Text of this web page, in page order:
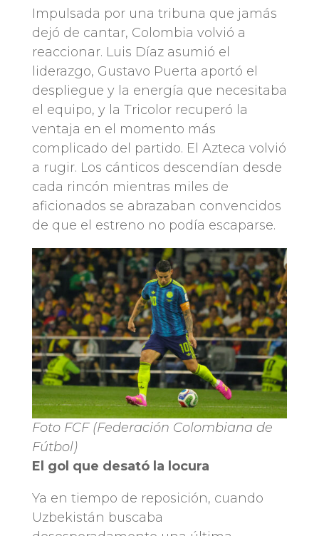
Impulsada por una tribuna que jamás
dejó de cantar, Colombia volvió a
reaccionar. Luis Díaz asumió el
liderazgo, Gustavo Puerta aportó el
despliegue y la energía que necesitaba
el equipo, y la Tricolor recuperó la
ventaja en el momento más
complicado del partido. El Azteca volvió
a rugir. Los cánticos descendían desde
cada rincón mientras miles de
aficionados se abrazaban convencidos
de que el estreno no podía escaparse.
Foto FCF (Federación Colombiana de
Fútbol)
El gol que desató la locura
Ya en tiempo de reposición, cuando
Uzbekistán buscaba